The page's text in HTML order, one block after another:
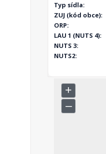
Typ sídla:
ZUJ (kód obce):
ORP:
LAU 1 (NUTS 4):
NUTS 3:
NUTS2: